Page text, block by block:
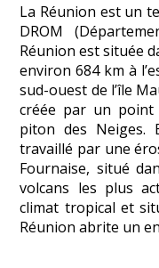
La Réunion est un
DROM
Réunion est située
environ 684 km à
sud-ouest de l’île
créée par un point
piton des Neiges.
travaillé par une
Fournaise, situé
volcans les plus
climat tropical et
Réunion abrite un